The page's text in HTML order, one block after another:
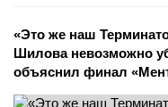
«Это же наш
Шилова невозможно
объяснил финал